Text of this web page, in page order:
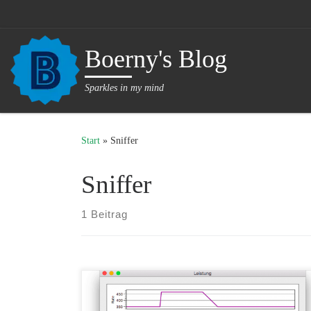
Boerny's Blog
Sparkles in my mind
Start » Sniffer
Sniffer
1 Beitrag